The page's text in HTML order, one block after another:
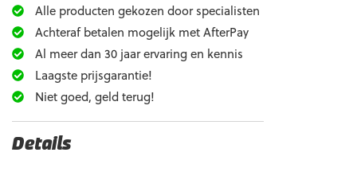
Alle producten gekozen door specialisten
Achteraf betalen mogelijk met AfterPay
Al meer dan 30 jaar ervaring en kennis
Laagste prijsgarantie!
Niet goed, geld terug!
Details